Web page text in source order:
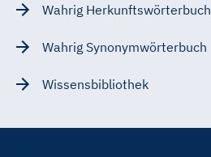
Wahrig Herkunftswörterbuch
Wahrig Synonymwörterbuch
Wissensbibliothek